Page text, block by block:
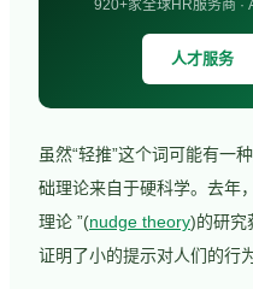
920+家全球HR服务商 ·
人才服务
虽然“轻推”这个词可能有一
础理论来自于硬科学。去年
理论 ”(nudge theory)的研究
证明了小的提示对人们的行